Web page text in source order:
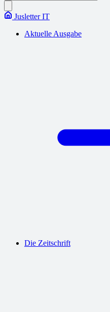
Jusletter IT
Aktuelle Ausgabe
Die Zeitschrift